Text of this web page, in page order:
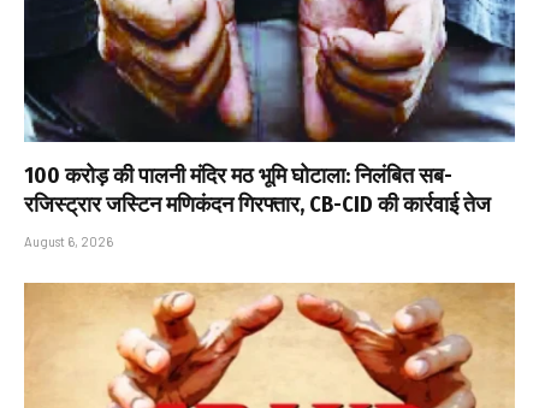
₹100 करोड़ की पालनी मंदिर मठ भूमि घोटाला: निलंबित सब-
रजिस्ट्रार जस्टिन मणिकंदन गिरफ्तार, CB-CID की कार्रवाई तेज
August 6, 2026